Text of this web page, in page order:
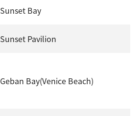
Sunset Bay
Sunset Pavilion
Geban Bay(Venice Beach)